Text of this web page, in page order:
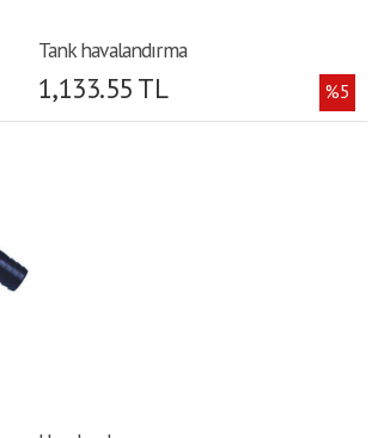
Tank havalandırma
1,133.55 TL %5